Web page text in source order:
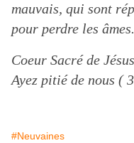
mauvais, qui sont
pour perdre les
Coeur Sacré de Jésus
Ayez pitié de nous (
#Neuvaines